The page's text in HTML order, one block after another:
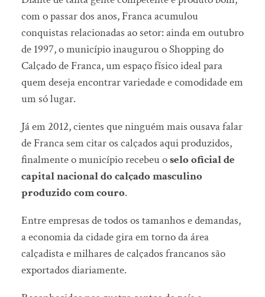
com o passar dos anos, Franca acumulou
conquistas relacionadas ao setor: ainda em outubro
de 1997, o município inaugurou o Shopping do
Calçado de Franca, um espaço físico ideal para
quem deseja encontrar variedade e comodidade em
um só lugar.
Já em 2012, cientes que ninguém mais ousava falar
de Franca sem citar os calçados aqui produzidos,
finalmente o município recebeu oselo oficial de
capital nacional do calçado masculino
produzido com couro.
Entre empresas de todos os tamanhos e demandas,
a economia da cidade gira em torno da área
calçadista e milhares de calçados francanos são
exportados diariamente.